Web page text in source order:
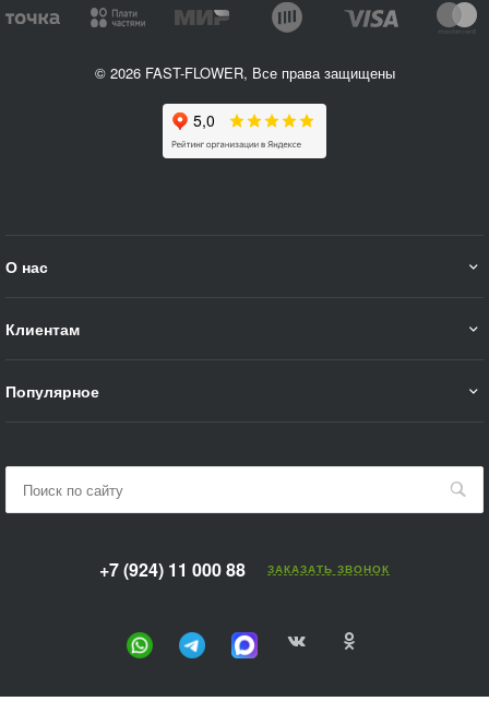
© 2026 FAST-FLOWER, Все права защищены
О нас
Клиентам
Популярное
+7 (924) 11 000 88 ЗАКАЗАТЬ ЗВОНОК